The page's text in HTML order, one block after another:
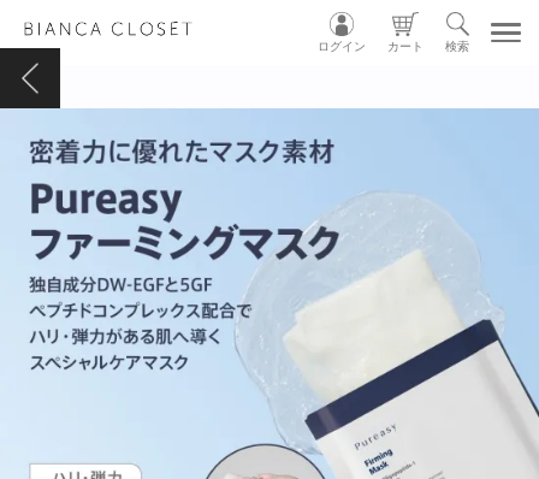
ログイン カート 検索
MY ACCOUNT
LOGIN
ショップガイド